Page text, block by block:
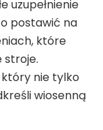
uzupełnienie
postawić na
które
stroje.
nie tylko
wiosenną